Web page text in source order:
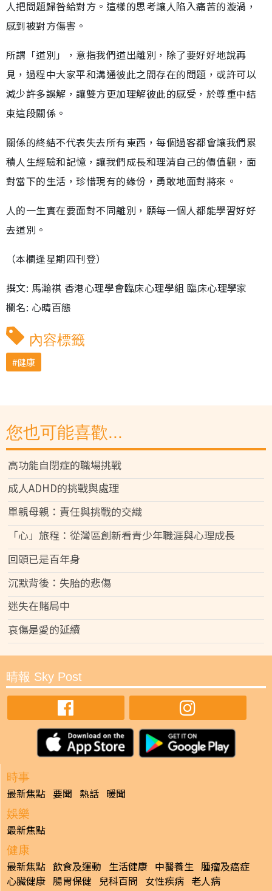
人把問題歸咎給對方。這樣的思考讓人陷入痛苦的漩渦，
感到被對方傷害。
所謂「道別」，意指我們道出離別，除了要好好地說再
見，過程中大家平和溝通彼此之間存在的問題，或許可以
減少許多誤解，讓雙方更加理解彼此的感受，於尊重中結
束這段關係。
關係的終結不代表失去所有東西，每個過客都會讓我們累
積人生經驗和記憶，讓我們成長和理清自己的價值觀，面
對當下的生活，珍惜現有的緣份，勇敢地面對將來。
人的一生實在要面對不同離別，願每一個人都能學習好好
去道別。
（本欄逢星期四刊登）
撰文: 馬瀚祺 香港心理學會臨床心理學組 臨床心理學家
欄名: 心晴百態
內容標籤
健康
您也可能喜歡...
高功能自閉症的職場挑戰
成人ADHD的挑戰與處理
單親母親：責任與挑戰的交織
「心」旅程：從灣區創新看青少年職涯與心理成長
回頭已是百年身
沉默背後：失胎的悲傷
迷失在賭局中
哀傷是愛的延續
晴報 Sky Post
時事
最新焦點 要聞 熱話 暖聞
娛樂
最新焦點
健康
最新焦點 飲食及運動 生活健康 中醫養生 腫瘤及癌症
心臟健康 腸胃保健 兒科百問 女性疾病 老人病